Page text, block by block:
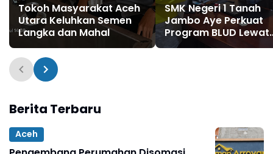
Tokoh Masyarakat Aceh
Utara Keluhkan Semen
Langka dan Mahal
SMK Negeri 1 Tanah
Jambo Aye Perkuat
Program BLUD Lewat
Sinergi Antarsekolah
Berita Terbaru
Aceh